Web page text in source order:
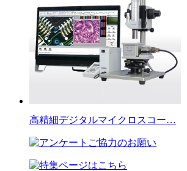
高精細デジタルマイクロスコー…